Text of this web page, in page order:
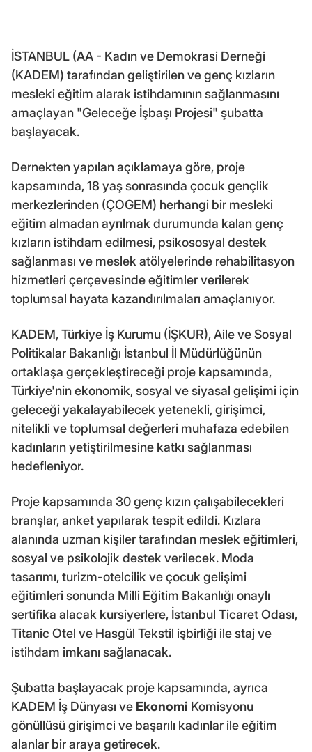
İSTANBUL (AA - Kadın ve Demokrasi Derneği
(KADEM) tarafından geliştirilen ve genç kızların
mesleki eğitim alarak istihdamının sağlanmasını
amaçlayan "Geleceğe İşbaşı Projesi" şubatta
başlayacak.
Dernekten yapılan açıklamaya göre, proje
kapsamında, 18 yaş sonrasında çocuk gençlik
merkezlerinden (ÇOGEM) herhangi bir mesleki
eğitim almadan ayrılmak durumunda kalan genç
kızların istihdam edilmesi, psikososyal destek
sağlanması ve meslek atölyelerinde rehabilitasyon
hizmetleri çerçevesinde eğitimler verilerek
toplumsal hayata kazandırılmaları amaçlanıyor.
KADEM, Türkiye İş Kurumu (İŞKUR), Aile ve Sosyal
Politikalar Bakanlığı İstanbul İl Müdürlüğünün
ortaklaşa gerçekleştireceği proje kapsamında,
Türkiye'nin ekonomik, sosyal ve siyasal gelişimi için
geleceği yakalayabilecek yetenekli, girişimci,
nitelikli ve toplumsal değerleri muhafaza edebilen
kadınların yetiştirilmesine katkı sağlanması
hedefleniyor.
Proje kapsamında 30 genç kızın çalışabilecekleri
branşlar, anket yapılarak tespit edildi. Kızlara
alanında uzman kişiler tarafından meslek eğitimleri,
sosyal ve psikolojik destek verilecek. Moda
tasarımı, turizm-otelcilik ve çocuk gelişimi
eğitimleri sonunda Milli Eğitim Bakanlığı onaylı
sertifika alacak kursiyerlere, İstanbul Ticaret Odası,
Titanic Otel ve Hasgül Tekstil işbirliği ile staj ve
istihdam imkanı sağlanacak.
Şubatta başlayacak proje kapsamında, ayrıca
KADEM İş Dünyası ve Ekonomi Komisyonu
gönüllüsü girişimci ve başarılı kadınlar ile eğitim
alanlar bir araya getirecek.